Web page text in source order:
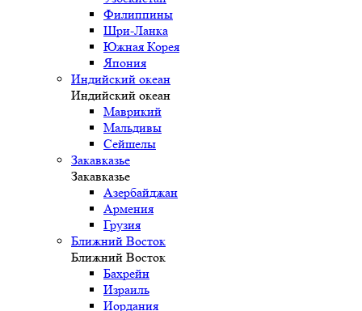
Филиппины
Шри-Ланка
Южная Корея
Япония
Индийский океан
Индийский океан
Маврикий
Мальдивы
Сейшелы
Закавказье
Закавказье
Азербайджан
Армения
Грузия
Ближний Восток
Ближний Восток
Бахрейн
Израиль
Иордания